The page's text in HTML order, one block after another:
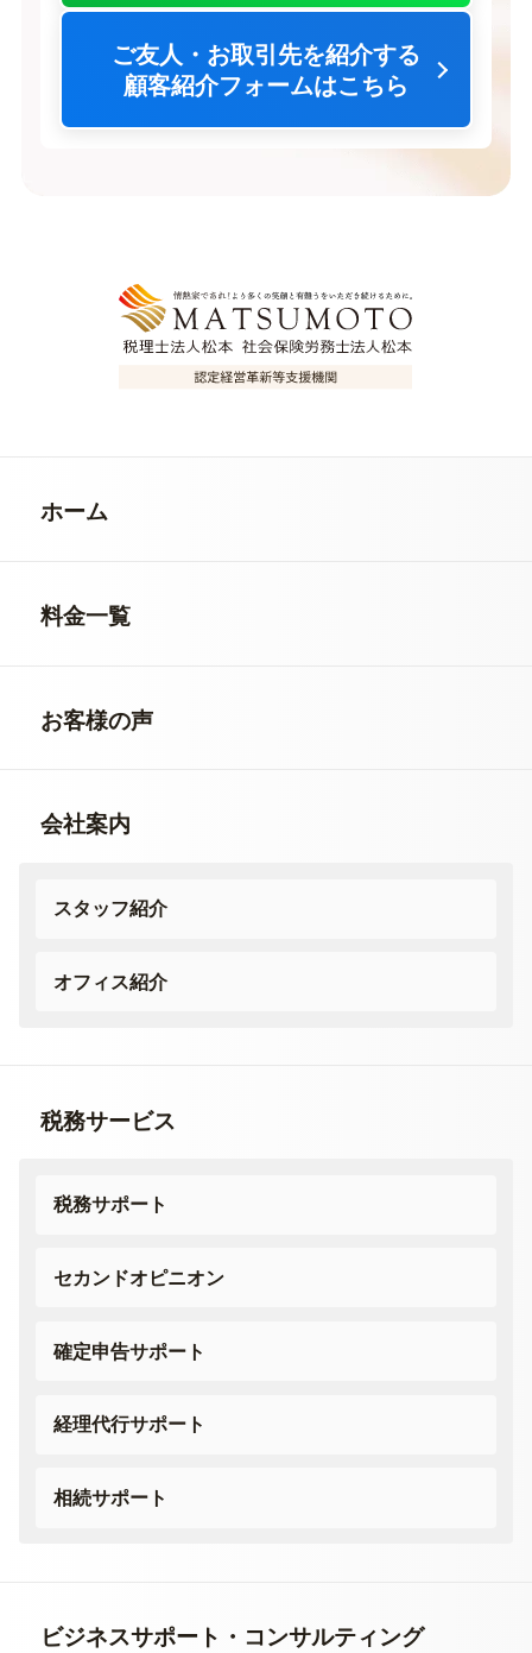
ご友人・お取引先を紹介する
顧客紹介フォームはこちら
ホーム
料金一覧
お客様の声
会社案内
スタッフ紹介
オフィス紹介
税務サービス
税務サポート
セカンドオピニオン
確定申告サポート
経理代行サポート
相続サポート
ビジネスサポート・ コンサルティング